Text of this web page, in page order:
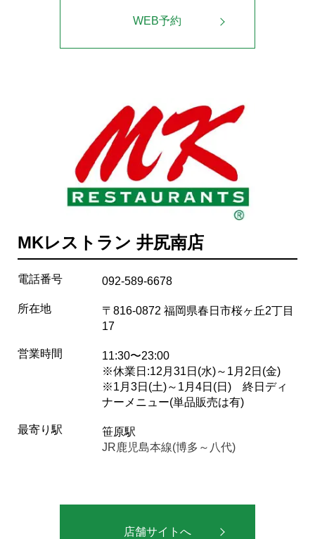
WEB予約
MKレストラン 井尻南店
電話番号 092-589-6678
所在地
〒816-0872 福岡県春日市桜ヶ丘2丁目
17
営業時間
11:30〜23:00
※休業日:12月31日(水)～1月2日(金)
※1月3日(土)～1月4日(日) 終日ディ
ナーメニュー(単品販売は有)
最寄り駅
笹原駅
JR鹿児島本線(博多～八代)
店舗サイトへ